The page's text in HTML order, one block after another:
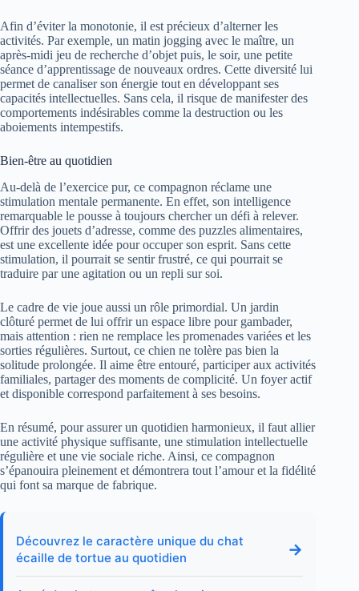
Afin d’éviter la monotonie, il est précieux d’alterner les
activités. Par exemple, un matin jogging avec le maître, un
après-midi jeu de recherche d’objet puis, le soir, une petite
séance d’apprentissage de nouveaux ordres. Cette diversité lui
permet de canaliser son énergie tout en développant ses
capacités intellectuelles. Sans cela, il risque de manifester des
comportements indésirables comme la destruction ou les
aboiements intempestifs.
Bien-être au quotidien
Au-delà de l’exercice pur, ce compagnon réclame une
stimulation mentale permanente. En effet, son intelligence
remarquable le pousse à toujours chercher un défi à relever.
Offrir des jouets d’adresse, comme des puzzles alimentaires,
est une excellente idée pour occuper son esprit. Sans cette
stimulation, il pourrait se sentir frustré, ce qui pourrait se
traduire par une agitation ou un repli sur soi.
Le cadre de vie joue aussi un rôle primordial. Un jardin
clôturé permet de lui offrir un espace libre pour gambader,
mais attention : rien ne remplace les promenades variées et les
sorties régulières. Surtout, ce chien ne tolère pas bien la
solitude prolongée. Il aime être entouré, participer aux activités
familiales, partager des moments de complicité. Un foyer actif
et disponible correspond parfaitement à ses besoins.
En résumé, pour assurer un quotidien harmonieux, il faut allier
une activité physique suffisante, une stimulation intellectuelle
régulière et une vie sociale riche. Ainsi, ce compagnon
s’épanouira pleinement et démontrera tout l’amour et la fidélité
qui font sa marque de fabrique.
Découvrez le caractère unique du chat
écaille de tortue au quotidien
→